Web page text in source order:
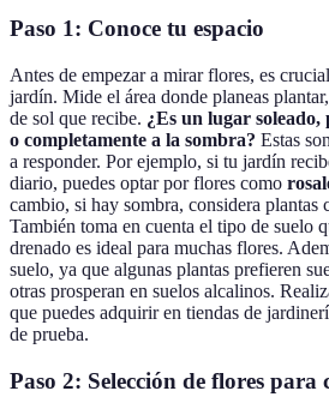
Paso 1: Conoce tu espacio
Antes de empezar a mirar flores, es
jardín. Mide el área donde planeas
de sol que recibe. ¿Es un lugar
o completamente a la sombra? Estas
a responder. Por ejemplo, si tu jardín
diario, puedes optar por flores como
cambio, si hay sombra, considera plantas
También toma en cuenta el tipo de suelo
drenado es ideal para muchas flores.
suelo, ya que algunas plantas prefieren
otras prosperan en suelos alcalinos.
que puedes adquirir en tiendas de
de prueba.
Paso 2: Selección de flores para